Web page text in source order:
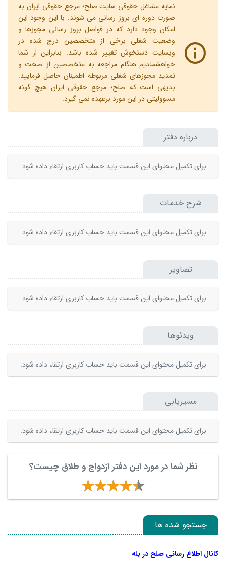
نمایه مشاغل حقوقی سایت صلح؛ مرجع حقوقی ایران به
صورت دوره ای بروز رسانی می شوند. با این وجود این
امکان وجود دارد که در فواصل بروز رسانی مجوزها و
وضعیت شغلی برخی از متخصصین درج شده در
وبسایت دستخوش تغییر شده باشد. بنابراین از شما
خواهشمندیم هنگام مراجعه به متخصصین از صحت و
تمدید مجوزهای شغلی مربوطه اطمینان حاصل فرمایید.
بدیهی است که صلح؛ مرجع حقوقی ایران هیچ گونه
مسوولیتی در این مورد برعهده نمی گیرد.
درباره دفتر
برای تکمیل محتوای این قسمت باید حساب کاربری ارتقاء داده شود.
شرح خدمات
برای تکمیل محتوای این قسمت باید حساب کاربری ارتقاء داده شود.
تصاویر
برای تکمیل محتوای این قسمت باید حساب کاربری ارتقاء داده شود.
ویدئوها
برای تکمیل محتوای این قسمت باید حساب کاربری ارتقاء داده شود.
مسیریابی
برای تکمیل محتوای این قسمت باید حساب کاربری ارتقاء داده شود.
نظر شما در مورد این دفتر ازدواج و طلاق چیست؟
جستجو شده ها
کانال اطلاع رسانی صلح در بله